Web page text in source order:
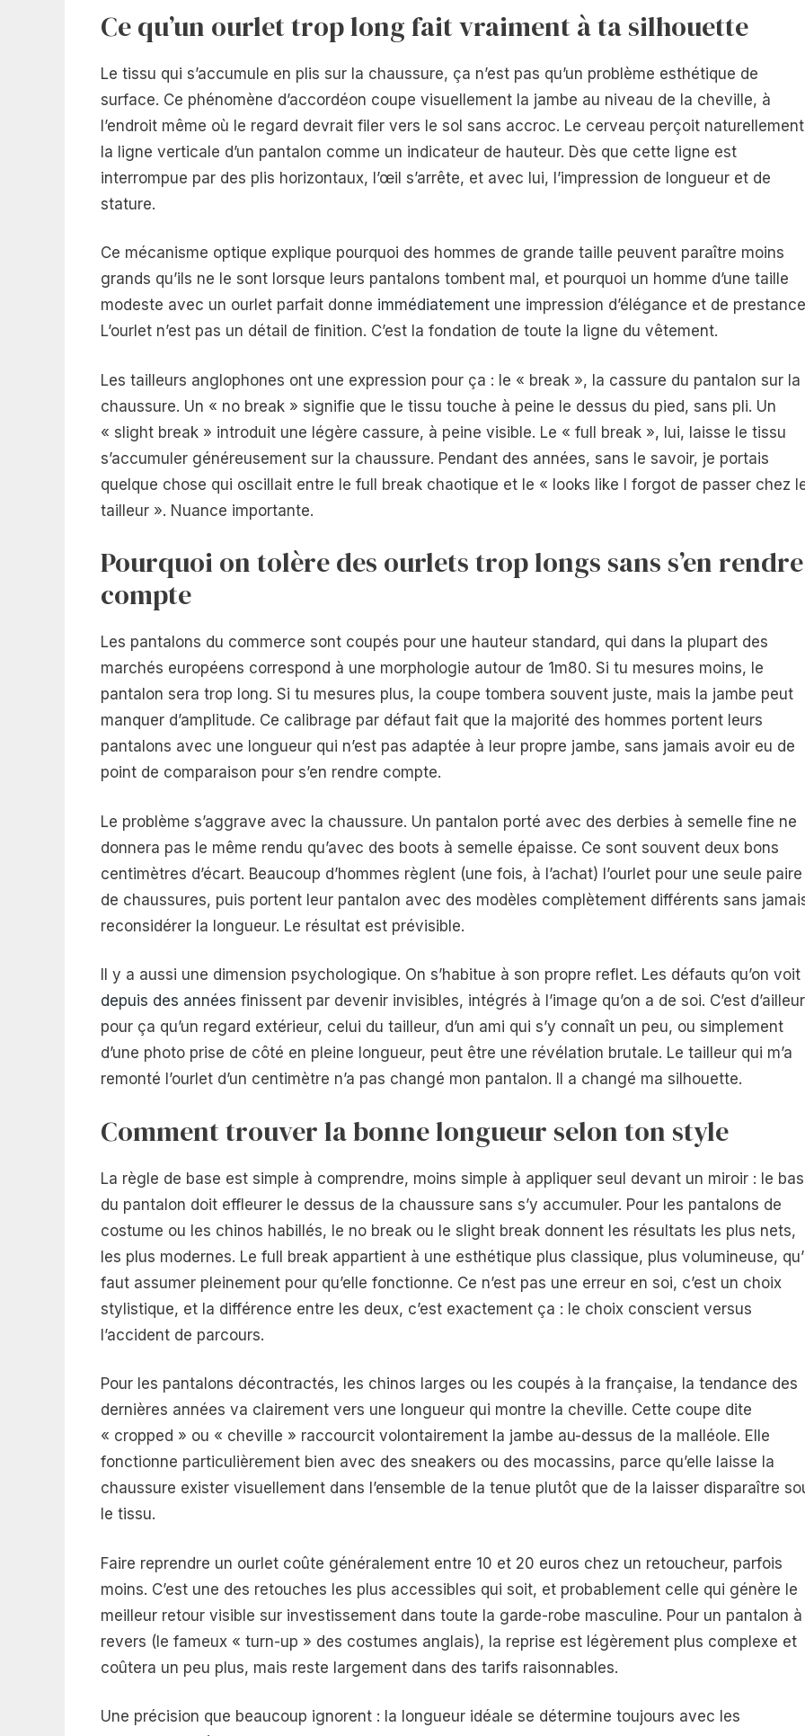
Ce qu’un ourlet trop long fait vraiment à ta silhouette
Le tissu qui s’accumule en plis sur la chaussure, ça n’est pas qu’un problème esthétique de
surface. Ce phénomène d’accordéon coupe visuellement la jambe au niveau de la cheville, à
l’endroit même où le regard devrait filer vers le sol sans accroc. Le cerveau perçoit naturellement
la ligne verticale d’un pantalon comme un indicateur de hauteur. Dès que cette ligne est
interrompue par des plis horizontaux, l’œil s’arrête, et avec lui, l’impression de longueur et de
stature.
Ce mécanisme optique explique pourquoi des hommes de grande taille peuvent paraître moins
grands qu’ils ne le sont lorsque leurs pantalons tombent mal, et pourquoi un homme d’une taille
modeste avec un ourlet parfait donne immédiatement une impression d’élégance et de
L’ourlet n’est pas un détail de finition. C’est la fondation de toute la ligne du vêtement.
Les tailleurs anglophones ont une expression pour ça : le « break », la cassure du pantalon sur la
chaussure. Un « no break » signifie que le tissu touche à peine le dessus du pied, sans pli. Un
« slight break » introduit une légère cassure, à peine visible. Le « full break », lui, laisse le tissu
s’accumuler généreusement sur la chaussure. Pendant des années, sans le savoir, je portais
quelque chose qui oscillait entre le full break chaotique et le « looks like I forgot de passer chez
tailleur ». Nuance importante.
Pourquoi on tolère des ourlets trop longs sans s’en rendre
compte
Les pantalons du commerce sont coupés pour une hauteur standard, qui dans la plupart des
marchés européens correspond à une morphologie autour de 1m80. Si tu mesures moins, le
pantalon sera trop long. Si tu mesures plus, la coupe tombera souvent juste, mais la jambe peut
manquer d’amplitude. Ce calibrage par défaut fait que la majorité des hommes portent leurs
pantalons avec une longueur qui n’est pas adaptée à leur propre jambe, sans jamais avoir eu de
point de comparaison pour s’en rendre compte.
Le problème s’aggrave avec la chaussure. Un pantalon porté avec des derbies à semelle fine ne
donnera pas le même rendu qu’avec des boots à semelle épaisse. Ce sont souvent deux bons
centimètres d’écart. Beaucoup d’hommes règlent (une fois, à l’achat) l’ourlet pour une seule paire
de chaussures, puis portent leur pantalon avec des modèles complètement différents sans
reconsidérer la longueur. Le résultat est prévisible.
Il y a aussi une dimension psychologique. On s’habitue à son propre reflet. Les défauts qu’on voit
depuis des années finissent par devenir invisibles, intégrés à l’image qu’on a de soi. C’est
pour ça qu’un regard extérieur, celui du tailleur, d’un ami qui s’y connaît un peu, ou simplement
d’une photo prise de côté en pleine longueur, peut être une révélation brutale. Le tailleur qui m’a
remonté l’ourlet d’un centimètre n’a pas changé mon pantalon. Il a changé ma silhouette.
Comment trouver la bonne longueur selon ton style
La règle de base est simple à comprendre, moins simple à appliquer seul devant un miroir : le bas
du pantalon doit effleurer le dessus de la chaussure sans s’y accumuler. Pour les pantalons de
costume ou les chinos habillés, le no break ou le slight break donnent les résultats les plus nets,
les plus modernes. Le full break appartient à une esthétique plus classique, plus volumineuse,
faut assumer pleinement pour qu’elle fonctionne. Ce n’est pas une erreur en soi, c’est un choix
stylistique, et la différence entre les deux, c’est exactement ça : le choix conscient versus
l’accident de parcours.
Pour les pantalons décontractés, les chinos larges ou les coupés à la française, la tendance des
dernières années va clairement vers une longueur qui montre la cheville. Cette coupe dite
« cropped » ou « cheville » raccourcit volontairement la jambe au-dessus de la malléole. Elle
fonctionne particulièrement bien avec des sneakers ou des mocassins, parce qu’elle laisse la
chaussure exister visuellement dans l’ensemble de la tenue plutôt que de la laisser disparaître
le tissu.
Faire reprendre un ourlet coûte généralement entre 10 et 20 euros chez un retoucheur, parfois
moins. C’est une des retouches les plus accessibles qui soit, et probablement celle qui génère le
meilleur retour visible sur investissement dans toute la garde-robe masculine. Pour un pantalon à
revers (le fameux « turn-up » des costumes anglais), la reprise est légèrement plus complexe et
coûtera un peu plus, mais reste largement dans des tarifs raisonnables.
Une précision que beaucoup ignorent : la longueur idéale se détermine toujours avec les